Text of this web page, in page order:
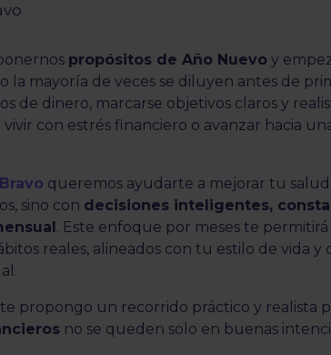
propósitos de Año Nuevo y
la mayoría de veces se diluyen antes de
de dinero, marcarse objetivos claros y
con estrés financiero o avanzar hacia
Bravo queremos ayudarte a mejorar tu
sino con decisiones inteligentes,
. Este enfoque por meses te
reales, alineados con tu estilo de vida
propongo un recorrido práctico y realista
no se queden solo en buenas